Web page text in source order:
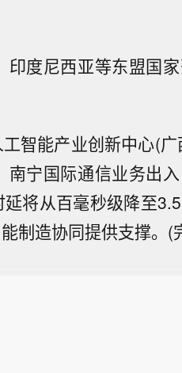
度尼西亚等东盟国
智能产业创新中心(广
宁国际通信业务出入
将从百毫秒级降至
制造协同提供支撑。(